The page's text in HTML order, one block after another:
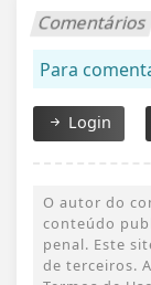
Comentários
Para
Login
O autor do
conteúdo
penal. Este
de terceiros.